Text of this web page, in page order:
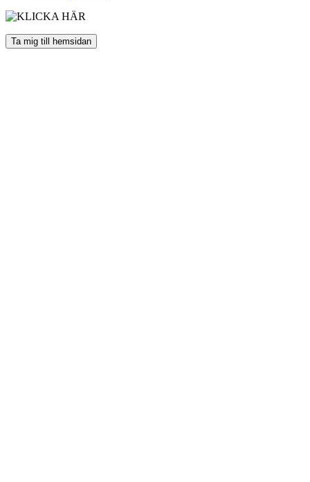
Ta mig till hemsidan